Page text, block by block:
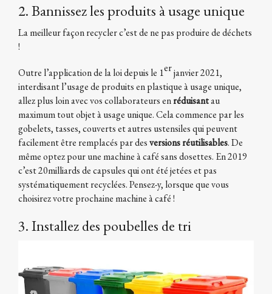
2. Bannissez les produits à usage unique
La meilleur façon recycler c’est de ne pas produire de déchets
!
Outre l’application de la loi depuis le 1erjanvier 2021,
interdisant l’usage de produits en plastique à usage unique,
allez plus loin avec vos collaborateurs enréduisantau
maximum tout objet à usage unique. Cela commence par les
gobelets, tasses, couverts et autres ustensiles qui peuvent
facilement être remplacés par desversions réutilisables. De
même optez pour une machine à café sans dosettes. En 2019
c’est 20milliards de capsules qui ont été jetées et pas
systématiquement recyclées. Pensez-y, lorsque que vous
choisirez votre prochaine machine à café !
3. Installez des poubelles de tri